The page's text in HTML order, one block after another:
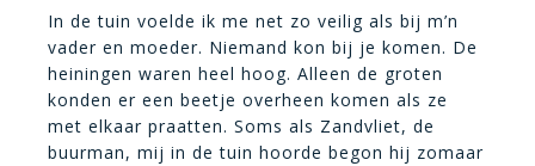
In de tuin voelde ik me net zo veilig als bij m’n
vader en moeder. Niemand kon bij je komen. De
heiningen waren heel hoog. Alleen de groten
konden er een beetje overheen komen als ze
met elkaar praatten. Soms als Zandvliet, de
buurman, mij in de tuin hoorde begon hij zomaar